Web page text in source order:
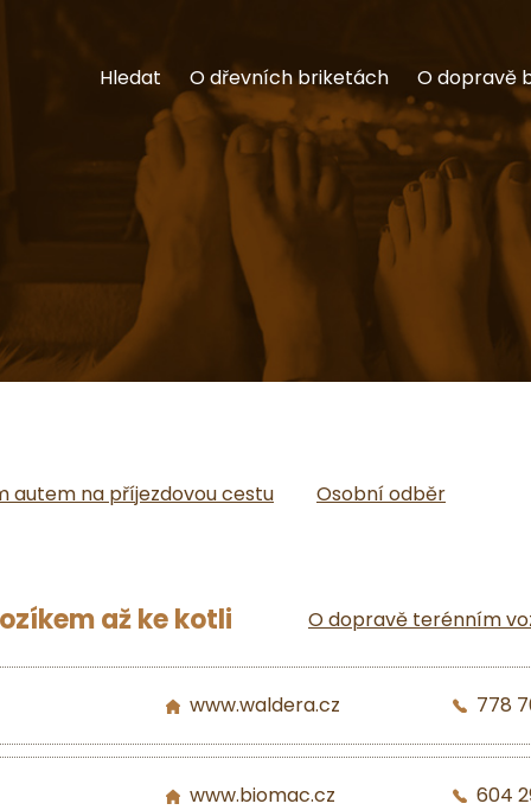
Hledat O dřevních briketách O dopravě
autem na příjezdovou cestu Osobní odběr
až ke kotli O dopravě terénním
www.waldera.cz 778
www.biomac.cz 604